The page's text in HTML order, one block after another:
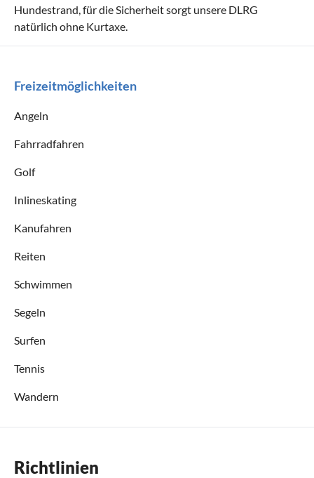
Hundestrand, für die Sicherheit sorgt unsere DLRG
natürlich ohne Kurtaxe.
Freizeitmöglichkeiten
Angeln
Fahrradfahren
Golf
Inlineskating
Kanufahren
Reiten
Schwimmen
Segeln
Surfen
Tennis
Wandern
Richtlinien